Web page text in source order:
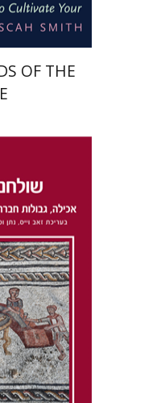
OF THE
דנה קפלן
יאיר פורסטנברג
הנחת